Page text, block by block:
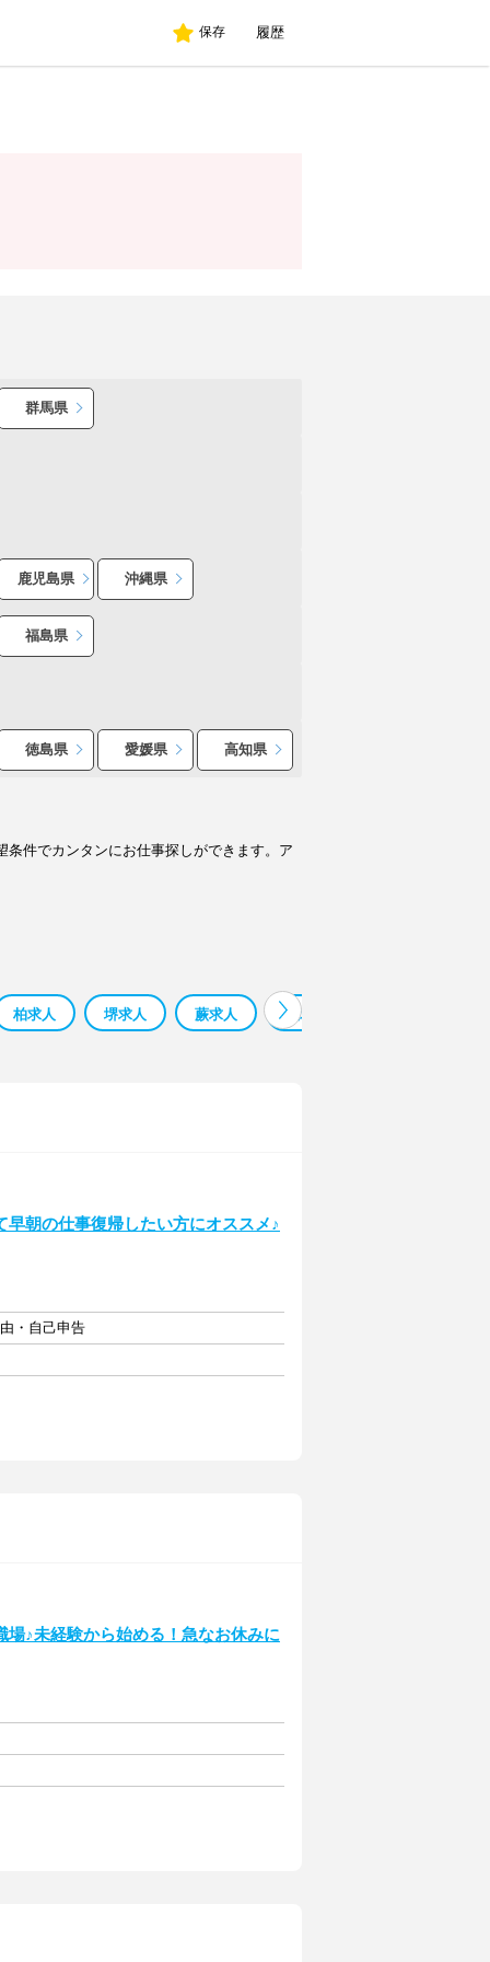
保存 履歴
群馬県
鹿児島県 沖縄県
福島県
徳島県 愛媛県 高知県
件でカンタンにお仕事探しができます。ア
柏求人 堺求人 蕨求人 鳳求人
朝の仕事復帰したい方にオススメ♪
・自己申告
♪未経験から始める！急なお休みに